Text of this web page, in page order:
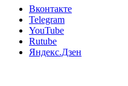
Вконтакте
Telegram
YouTube
Rutube
Яндекс.Дзен